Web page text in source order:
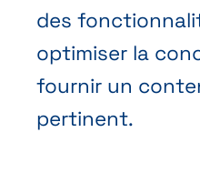
Demander une
Prendre
Nous contacter
des
optimiser la
fournir un
pertinent.